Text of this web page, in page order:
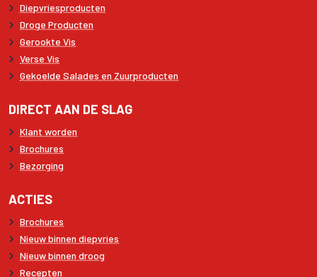
Diepvriesproducten
Droge Producten
Gerookte Vis
Verse Vis
Gekoelde Salades en Zuurproducten
DIRECT AAN DE SLAG
Klant worden
Brochures
Bezorging
ACTIES
Brochures
Nieuw binnen diepvries
Nieuw binnen droog
Recepten